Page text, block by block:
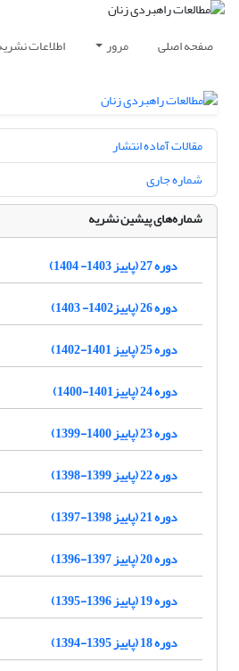
صفحه اصلی مرور اطلاعات
مقالات آماده انتشار
شماره جاری
شماره‌های پیشین نشریه
دوره 27 (پاییز 1403- 1404)
دوره 26 (پاییز1402- 1403)
دوره 25 (پاییز 1401-1402)
دوره 24 (پاییز1401-1400)
دوره 23 (پاییز 1400-1399)
دوره 22 (پاییز 1399-1398)
دوره 21 (پاییز 1398-1397)
دوره 20 (پاییز 1397-1396)
دوره 19 (پاییز 1396-1395)
دوره 18 (پاییز 1395-1394)